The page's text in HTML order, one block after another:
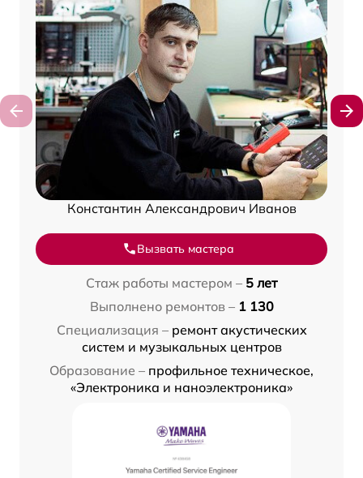
Константин Александрович Иванов
Вызвать мастера
Стаж работы мастером – 5 лет
Выполнено ремонтов – 1 130
Специализация – ремонт акустических
систем и музыкальных центров
Образование – профильное техническое,
«Электроника и наноэлектроника»